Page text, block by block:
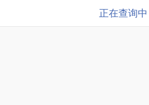
正在查询中